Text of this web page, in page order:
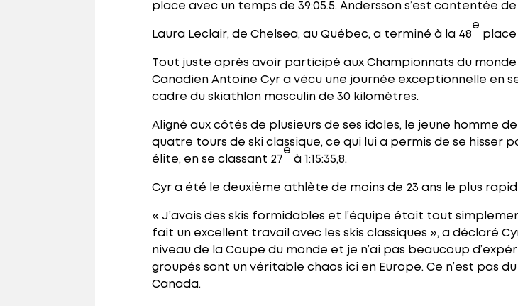
place avec un temps de 39:05.5. Andersson s’est contentée
Laura Leclair, de Chelsea, au Québec, a terminé à la 48
e
place
Tout juste après avoir participé aux Championnats du monde
Canadien Antoine Cyr a vécu une journée exceptionnelle en
cadre du skiathlon masculin de 30 kilomètres.
Aligné aux côtés de plusieurs de ses idoles, le jeune homme
quatre tours de ski classique, ce qui lui a permis de se hisser
élite, en se classant 27
e
à 1:15:35,8.
Cyr a été le deuxième athlète de moins de 23 ans le plus
« J’avais des skis formidables et l’équipe était tout
fait un excellent travail avec les skis classiques », a déclaré
niveau de la Coupe du monde et je n’ai pas beaucoup
groupés sont un véritable chaos ici en Europe. Ce n’est pas
Canada.